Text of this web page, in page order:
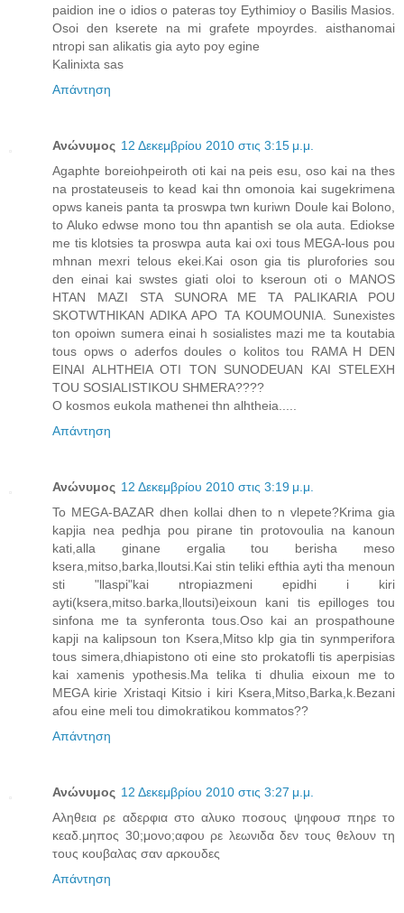
paidion ine o idios o pateras toy Eythimioy o Basilis Masios.
Osoi den kserete na mi grafete mpoyrdes. aisthanomai
ntropi san alikatis gia ayto poy egine
Kalinixta sas
Απάντηση
Ανώνυμος 12 Δεκεμβρίου 2010 στις 3:15 μ.μ.
Agaphte boreiohpeiroth oti kai na peis esu, oso kai na thes
na prostateuseis to kead kai thn omonoia kai sugekrimena
opws kaneis panta ta proswpa twn kuriwn Doule kai Bolono,
to Aluko edwse mono tou thn apantish se ola auta. Ediokse
me tis klotsies ta proswpa auta kai oxi tous MEGA-lous pou
mhnan mexri telous ekei.Kai oson gia tis plurofories sou
den einai kai swstes giati oloi to kseroun oti o MANOS
HTAN MAZI STA SUNORA ME TA PALIKARIA POU
SKOTWTHIKAN ADIKA APO TA KOUMOUNIA. Sunexistes
ton opoiwn sumera einai h sosialistes mazi me ta koutabia
tous opws o aderfos doules o kolitos tou RAMA H DEN
EINAI ALHTHEIA OTI TON SUNODEUAN KAI STELEXH
TOU SOSIALISTIKOU SHMERA????
O kosmos eukola mathenei thn alhtheia.....
Απάντηση
Ανώνυμος 12 Δεκεμβρίου 2010 στις 3:19 μ.μ.
To MEGA-BAZAR dhen kollai dhen to n vlepete?Krima gia
kapjia nea pedhja pou pirane tin protovoulia na kanoun
kati,alla ginane ergalia tou berisha meso
ksera,mitso,barka,lloutsi.Kai stin teliki efthia ayti tha menoun
sti "llaspi"kai ntropiazmeni epidhi i kiri
ayti(ksera,mitso.barka,lloutsi)eixoun kani tis epilloges tou
sinfona me ta synferonta tous.Oso kai an prospathoune
kapji na kalipsoun ton Ksera,Mitso klp gia tin synmperifora
tous simera,dhiapistono oti eine sto prokatofli tis aperpisias
kai xamenis ypothesis.Ma telika ti dhulia eixoun me to
MEGA kirie Xristaqi Kitsio i kiri Ksera,Mitso,Barka,k.Bezani
afou eine meli tou dimokratikou kommatos??
Απάντηση
Ανώνυμος 12 Δεκεμβρίου 2010 στις 3:27 μ.μ.
Αληθεια ρε αδερφια στο αλυκο ποσους ψηφουσ πηρε το
κεαδ.μηπος 30;μονο;αφου ρε λεωνιδα δεν τους θελουν τη
τους κουβαλας σαν αρκουδες
Απάντηση